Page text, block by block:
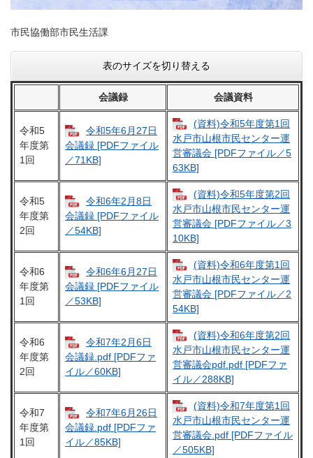
市民協働部市民生活課
表のサイズを切り替える
会議録 会議資料
令和5
年度第
1回
令和5年6月27日
会議録 [PDFファイル
／71KB]
(資料)令和5年度第1回
水戸市山根市民センター運
営審議会 [PDFファイル／5
63KB]
令和5
年度第
2回
令和6年2月8日
会議録 [PDFファイル
／54KB]
(資料)令和5年度第2回
水戸市山根市民センター運
営審議会 [PDFファイル／3
10KB]
令和6
年度第
1回
令和6年6月27日
会議録 [PDFファイル
／53KB]
(資料)令和6年度第1回
水戸市山根市民センター運
営審議会 [PDFファイル／2
54KB]
令和6
年度第
2回
令和7年2月6日
会議録.pdf [PDFファ
イル／60KB]
(資料)令和6年度第2回
水戸市山根市民センター運
営審議会pdf.pdf [PDFファ
イル／288KB]
令和7
年度第
1回
令和7年6月26日
会議録.pdf [PDFファ
イル／85KB]
(資料)令和7年度第1回
水戸市山根市民センター運
営審議会.pdf [PDFファイル
／505KB]